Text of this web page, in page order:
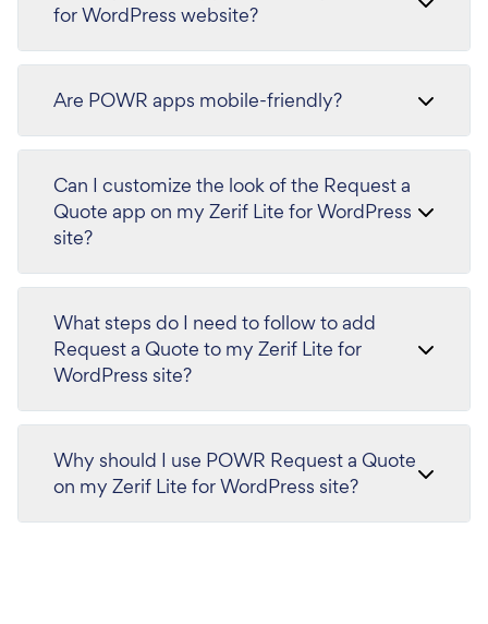
for WordPress website?
Are POWR apps mobile-friendly?
Can I customize the look of the Request a
Quote app on my Zerif Lite for WordPress
site?
What steps do I need to follow to add
Request a Quote to my Zerif Lite for
WordPress site?
Why should I use POWR Request a Quote
on my Zerif Lite for WordPress site?